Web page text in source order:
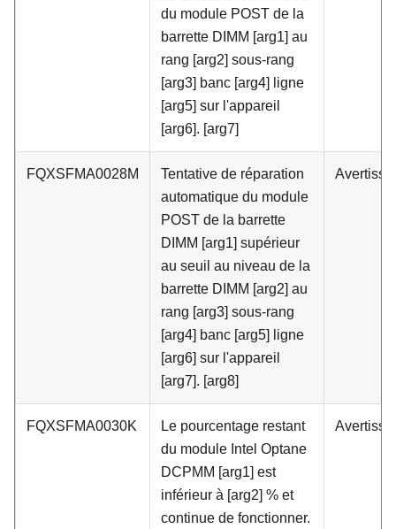
du module POST de la
barrette DIMM [arg1] au
rang [arg2] sous-rang
[arg3] banc [arg4] ligne
[arg5] sur l'appareil
[arg6]. [arg7]
FQXSFMA0028M
Tentative de réparation
automatique du module
POST de la barrette
DIMM [arg1] supérieur
au seuil au niveau de la
barrette DIMM [arg2] au
rang [arg3] sous-rang
[arg4] banc [arg5] ligne
[arg6] sur l'appareil
[arg7]. [arg8]
FQXSFMA0030K
Le pourcentage restant
du module Intel Optane
DCPMM [arg1] est
inférieur à [arg2] % et
continue de fonctionner.